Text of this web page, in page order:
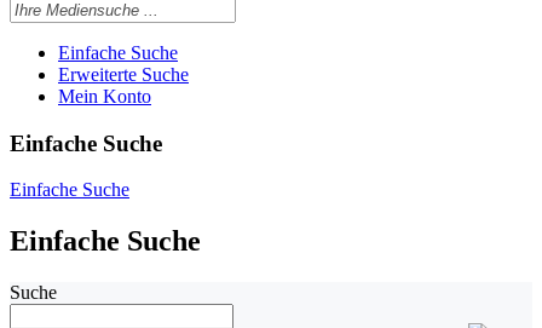
Einfache Suche
Erweiterte Suche
Mein Konto
Einfache Suche
Einfache Suche
Einfache Suche
Suche